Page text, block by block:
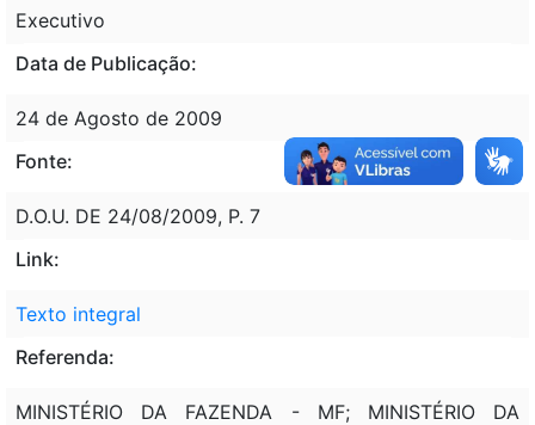
Executivo
Data de Publicação:
24 de Agosto de 2009
Fonte:
D.O.U. DE 24/08/2009, P. 7
Link:
Texto integral
Referenda:
MINISTÉRIO DA FAZENDA - MF; MINISTÉRIO DA